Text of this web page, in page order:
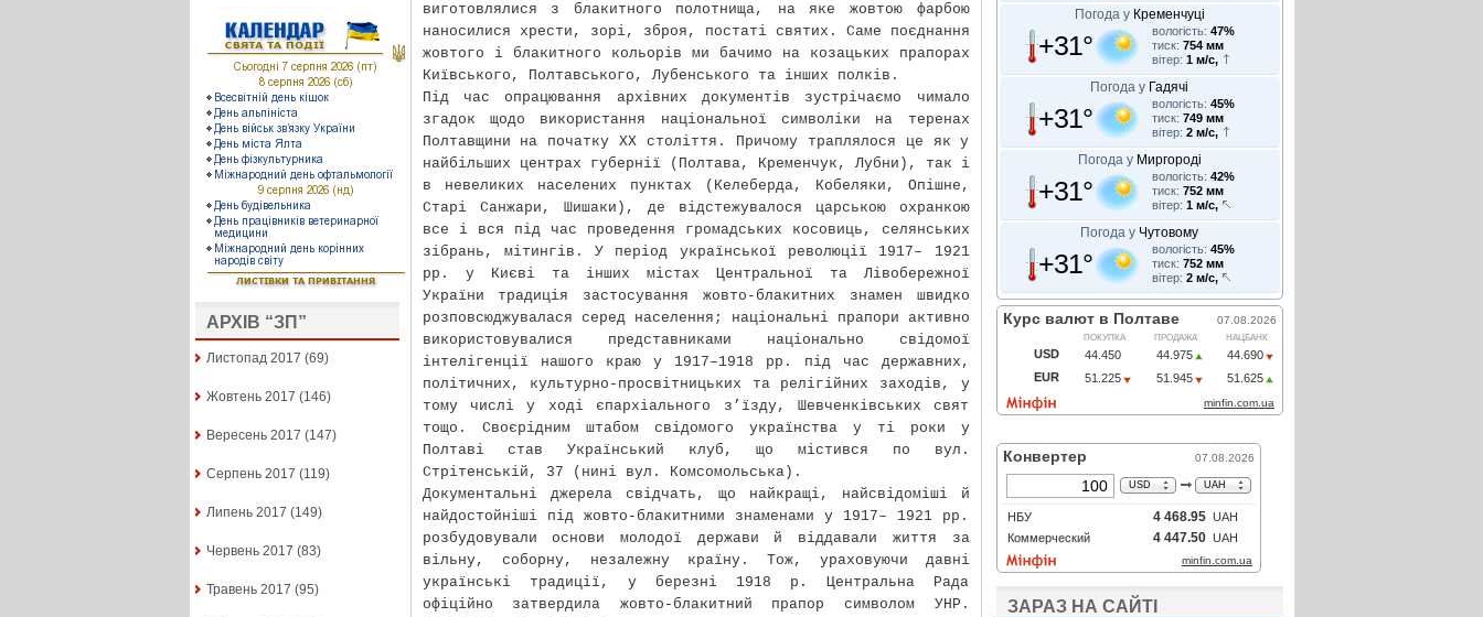
АРХІВ “ЗП”
Листопад 2017 (69)
Жовтень 2017 (146)
Вересень 2017 (147)
Серпень 2017 (119)
Липень 2017 (149)
Червень 2017 (83)
Травень 2017 (95)
виготовлялися з блакитного полотнища, на яке жовтою фарбою
наносилися хрести, зорі, зброя, постаті святих. Саме поєднання
жовтого і блакитного кольорів ми бачимо на козацьких прапорах
Київського, Полтавського, Лубенського та інших полків.
Під час опрацювання архівних документів зустрічаємо чимало
згадок щодо використання національної символіки на теренах
Полтавщини на початку ХХ століття. Причому траплялося це як у
найбільших центрах губернії (Полтава, Кременчук, Лубни), так і
в невеликих населених пунктах (Келеберда, Кобеляки, Опішне,
Старі Санжари, Шишаки), де відстежувалося царською охранкою
все і вся під час проведення громадських косовиць, селянських
зібрань, мітингів. У період української революції 1917– 1921
рр. у Києві та інших містах Центральної та Лівобережної
України традиція застосування жовто-блакитних знамен швидко
розповсюджувалася серед населення; національні прапори активно
використовувалися представниками національно свідомої
інтелігенції нашого краю у 1917–1918 рр. під час державних,
політичних, культурно-просвітницьких та релігійних заходів, у
тому числі у ході єпархіального з’їзду, Шевченківських свят
тощо. Своєрідним штабом свідомого українства у ті роки у
Полтаві став Український клуб, що містився по вул.
Стрітенській, 37 (нині вул. Комсомольська).
Документальні джерела свідчать, що найкращі, найсвідоміші й
найдостойніші під жовто-блакитними знаменами у 1917– 1921 рр.
розбудовували основи молодої держави й віддавали життя за
вільну, соборну, незалежну країну. Тож, ураховуючи давні
українські традиції, у березні 1918 р. Центральна Рада
офіційно затвердила жовто-блакитний прапор символом УНР.
Погода у Кременчуці
+31° вологість: 47%
тиск: 754 мм
вітер: 1 м/с,
Погода у Гадячі
+31° вологість: 45%
тиск: 749 мм
вітер: 2 м/с,
Погода у Миргороді
+31° вологість: 42%
тиск: 752 мм
вітер: 1 м/с,
Погода у Чутовому
+31° вологість: 45%
тиск: 752 мм
вітер: 2 м/с,
ЗАРАЗ НА САЙТІ